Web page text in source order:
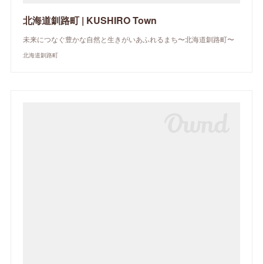
北海道釧路町 | KUSHIRO Town
未来につなぐ豊かな自然と生きがいあふれるまち〜北海道釧路町〜
北海道釧路町